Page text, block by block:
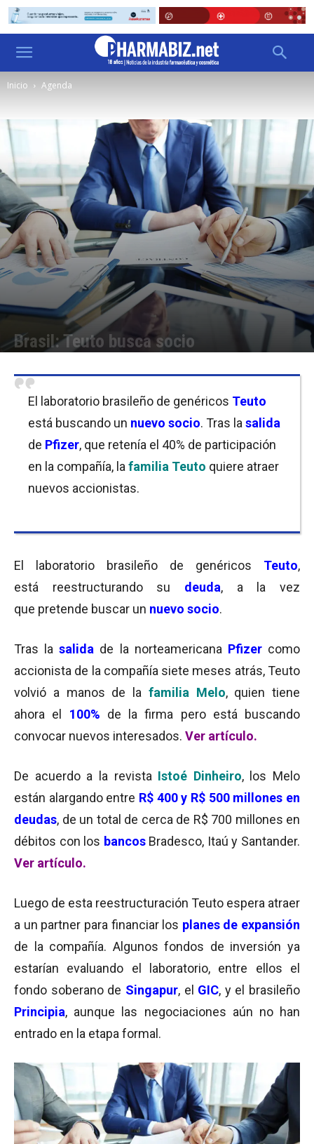
Inicio Agenda
Brasil: Teuto busca socio
El laboratorio brasileño de genéricos Teuto
está buscando un nuevo socio. Tras la salida
de Pfizer, que retenía el 40% de participación
en la compañía, la familia Teuto quiere atraer
nuevos accionistas.
El laboratorio brasileño de genéricos Teuto,
está reestructurando su deuda, a la vez
que pretende buscar un nuevo socio.
Tras lasalida de la norteamericana Pfizer como
accionista de la compañía siete meses atrás, Teuto
volvió a manos de la familia Melo, quien tiene
ahora el 100% de la firma pero está buscando
convocar nuevos interesados. Ver artículo.
De acuerdo a la revista Istoé Dinheiro, los Melo
están alargando entre R$ 400 y R$ 500 millones en
deudas, de un total de cerca de R$ 700 millones en
débitos con los bancos Bradesco, Itaú y Santander.
Ver artículo.
Luego de esta reestructuración Teuto espera atraer
a un partner para financiar los planes de expansión
de la compañía. Algunos fondos de inversión ya
estarían evaluando el laboratorio, entre ellos el
fondo soberano de Singapur, el GIC, y el brasileño
Principia, aunque las negociaciones aún no han
entrado en la etapa formal.